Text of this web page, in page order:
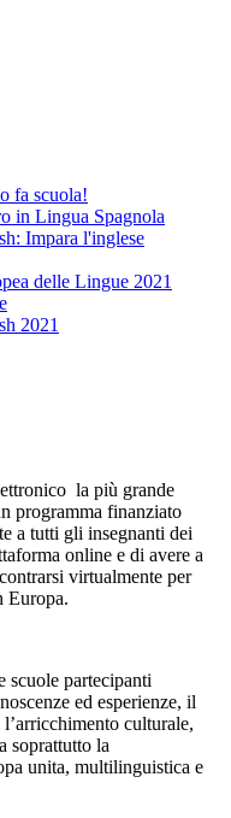
fa scuola!
in Lingua Spagnola
Impara l'inglese
delle Lingue 2021
2021
la più grande
programma finanziato
a tutti gli insegnanti dei
online e di avere a
virtualmente per
Europa.
scuole partecipanti
ed esperienze, il
culturale,
soprattutto la
unita, multilinguistica e